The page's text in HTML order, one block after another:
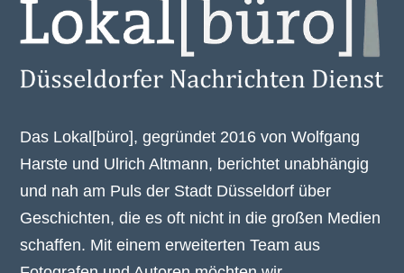
Das Lokal[büro], gegründet 2016 von Wolfgang
Harste und Ulrich Altmann, berichtet unabhängig
und nah am Puls der Stadt Düsseldorf über
Geschichten, die es oft nicht in die großen Medien
schaffen. Mit einem erweiterten Team aus